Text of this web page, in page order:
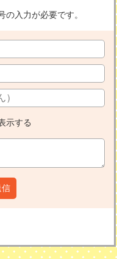
入力が必要です。
示する
信